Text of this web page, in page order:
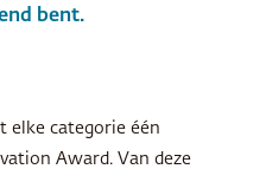
bent.
elke categorie één
Award. Van deze